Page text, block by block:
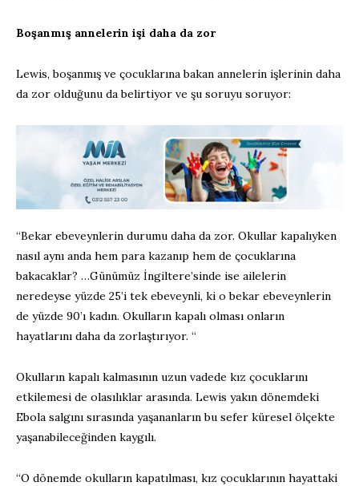
Boşanmış annelerin işi daha da zor
Lewis, boşanmış ve çocuklarına bakan annelerin işlerinin daha
da zor olduğunu da belirtiyor ve şu soruyu soruyor:
“Bekar ebeveynlerin durumu daha da zor. Okullar kapalıyken
nasıl aynı anda hem para kazanıp hem de çocuklarına
bakacaklar? …Günümüz İngiltere’sinde ise ailelerin
neredeyse yüzde 25’i tek ebeveynli, ki o bekar ebeveynlerin
de yüzde 90’ı kadın. Okulların kapalı olması onların
hayatlarını daha da zorlaştırıyor. “
Okulların kapalı kalmasının uzun vadede kız çocuklarını
etkilemesi de olasılıklar arasında. Lewis yakın dönemdeki
Ebola salgını sırasında yaşananların bu sefer küresel ölçekte
yaşanabileceğinden kaygılı.
“O dönemde okulların kapatılması, kız çocuklarının hayattaki